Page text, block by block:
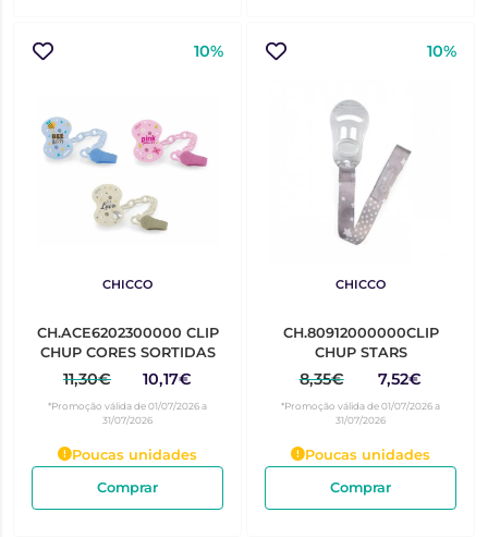
10%
CHICCO
CH.ACE6202300000 CLIP
CHUP CORES SORTIDAS
11,30€ 10,17€
*Promoção válida de 01/07/2026 a
31/07/2026
Poucas unidades
Comprar
10%
CHICCO
CH.80912000000CLIP
CHUP STARS
8,35€ 7,52€
*Promoção válida de 01/07/2026 a
31/07/2026
Poucas unidades
Comprar